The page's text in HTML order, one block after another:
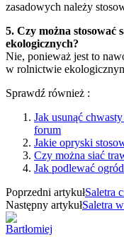
zasadowych należy
5. Czy można stosować
ekologicznych?
Nie, ponieważ jest to
w rolnictwie
Sprawdź również :
Jak usunąć
forum
Jakie opryski
Czy można siać
Jak podlewać
Poprzedni artykułSaletra
Następny artykułSaletra